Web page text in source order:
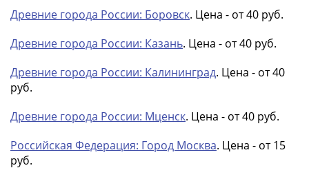
РФ
1992
1993
1994
1995
2001
2004
2010
2017
Древние города России: Боровск. Цена - от 40 руб.
Древние города России: Казань. Цена - от 40 руб.
Древние города России: Калининград. Цена - от 40
руб.
Древние города России: Мценск. Цена - от 40 руб.
Российская Федерация: Город Москва. Цена - от 15
руб.